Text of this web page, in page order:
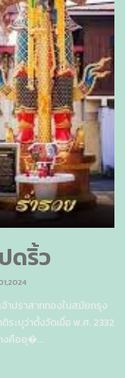
ดริ้ว
าปราสาททองในสมัยกรุง
ะบุว่าตั้งวัดเมื่อ พ.ศ. 2332
งคืออุ�...